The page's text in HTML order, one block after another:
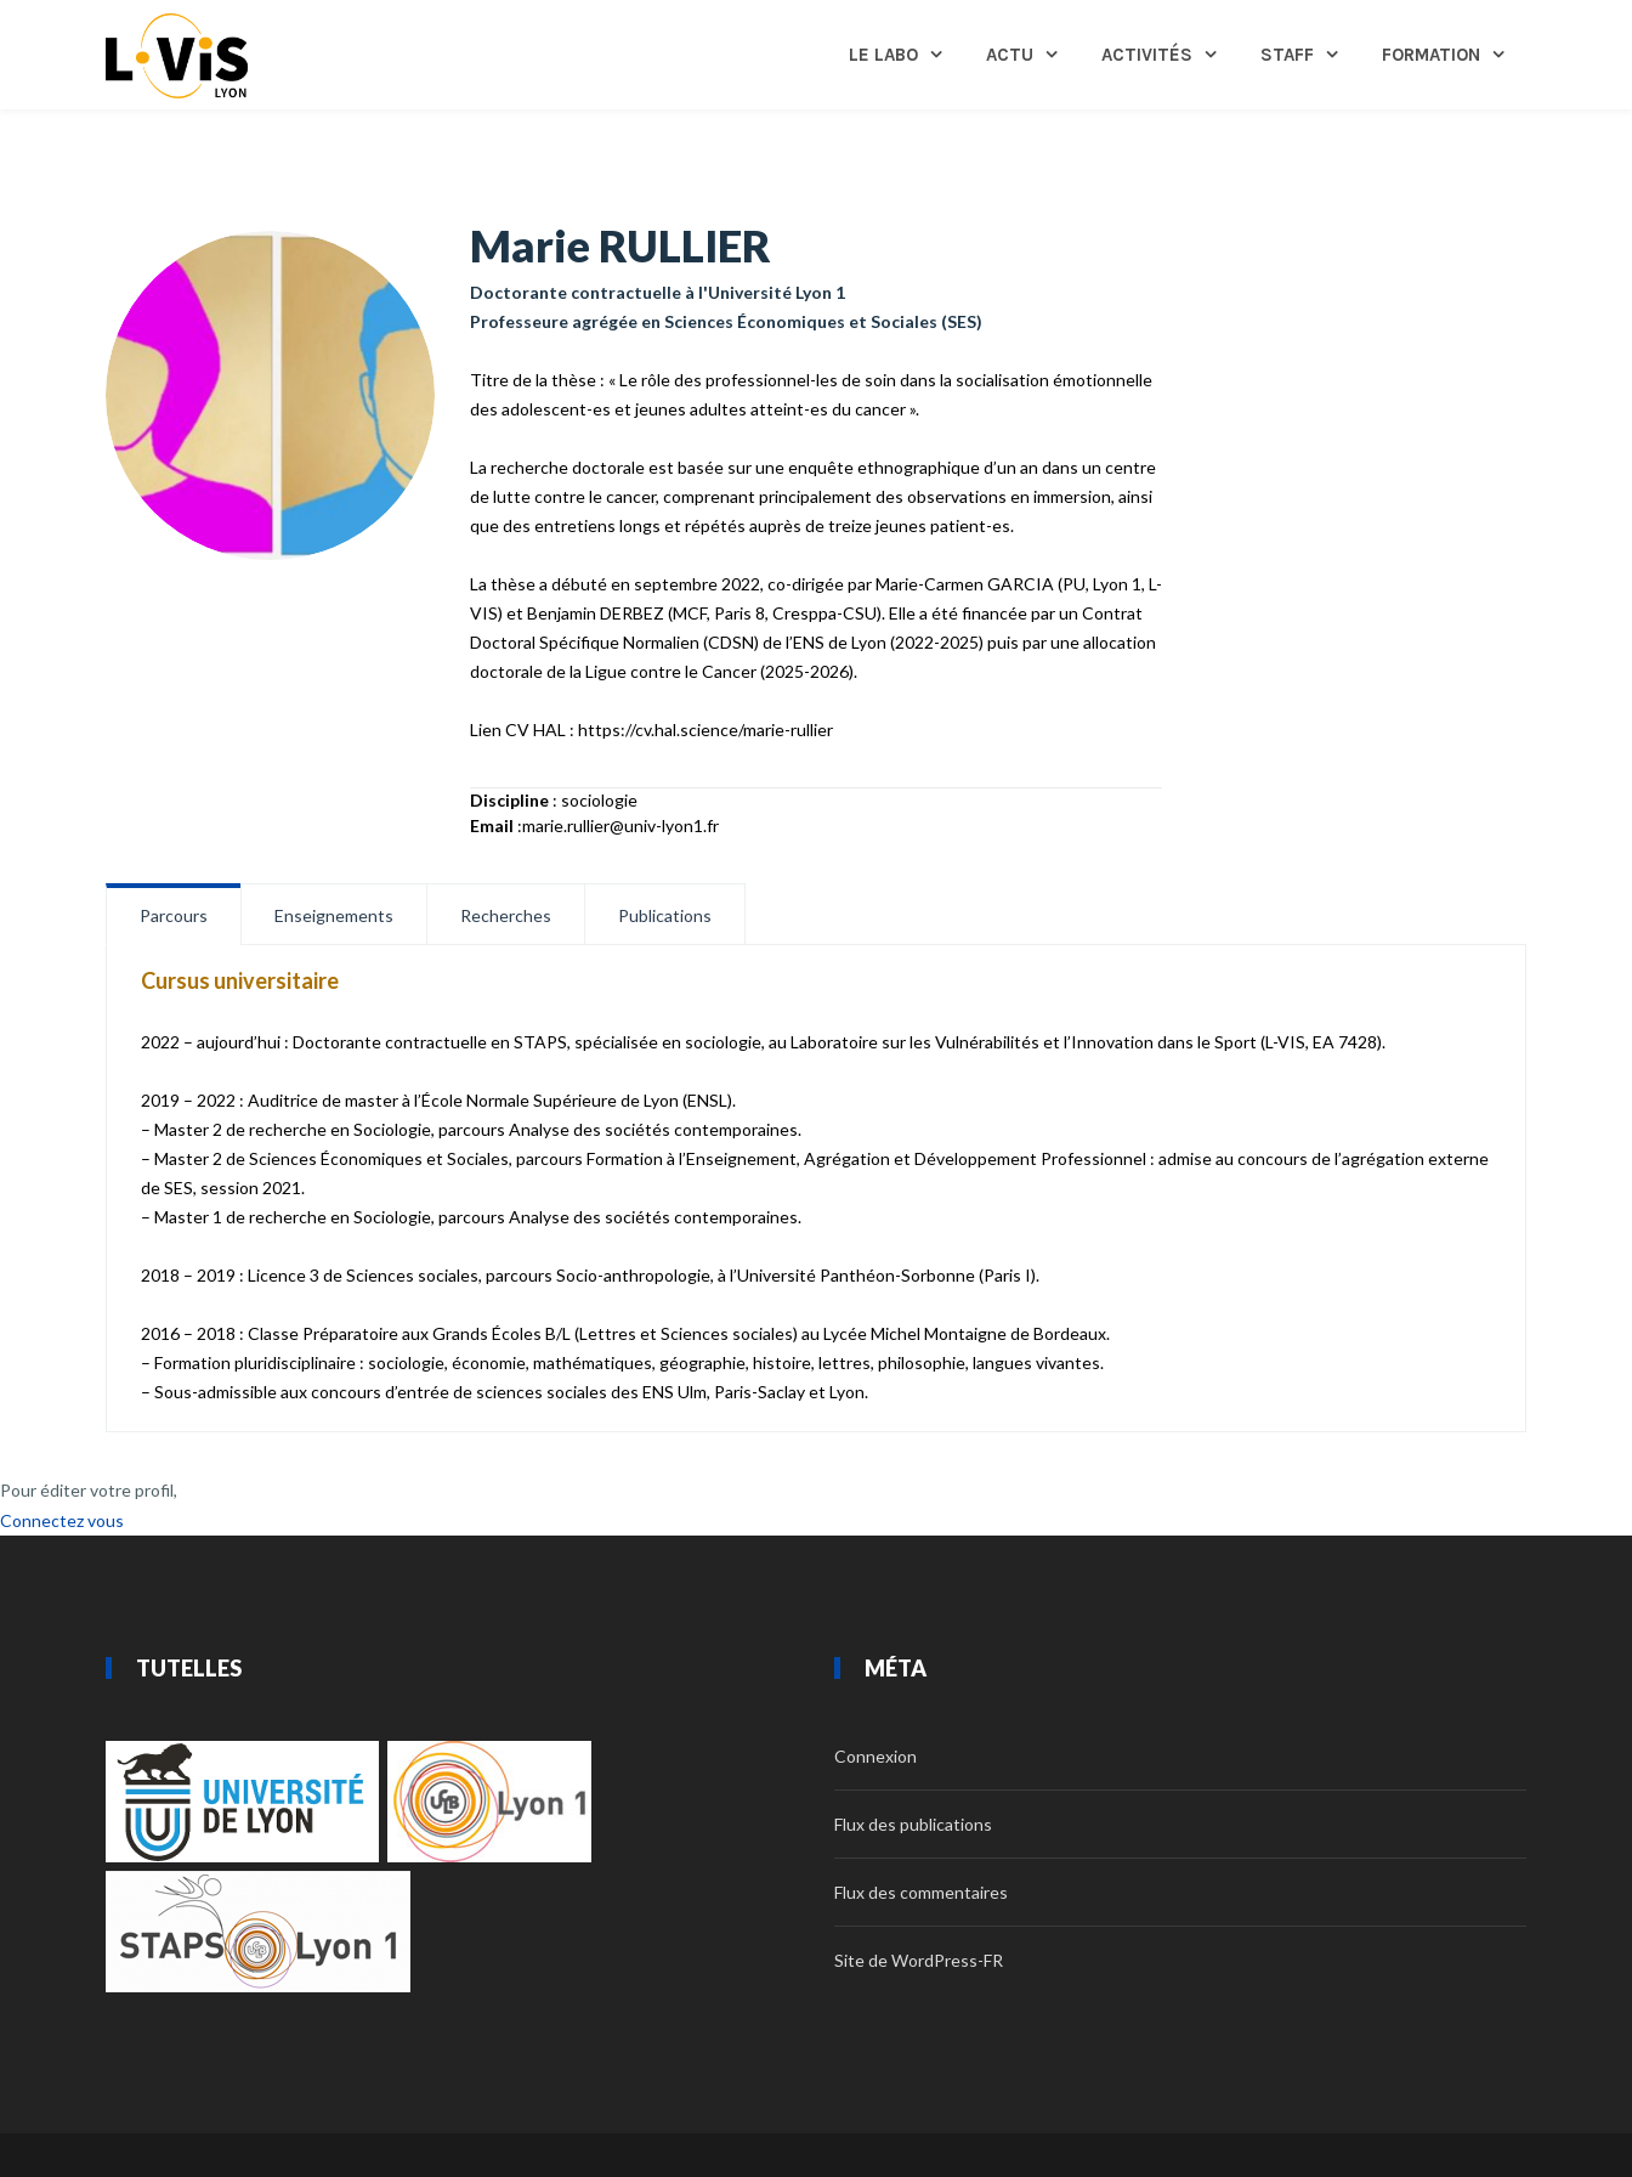
LE LABO ACTU ACTIVITÉS STAFF FORMATION
Marie RULLIER
Doctorante contractuelle à l'Université Lyon 1
Professeure agrégée en Sciences Économiques et Sociales (SES)
Titre de la thèse : « Le rôle des professionnel-les de soin dans la socialisation émotionnelle
des adolescent-es et jeunes adultes atteint-es du cancer ».
La recherche doctorale est basée sur une enquête ethnographique d’un an dans un centre
de lutte contre le cancer, comprenant principalement des observations en immersion, ainsi
que des entretiens longs et répétés auprès de treize jeunes patient-es.
La thèse a débuté en septembre 2022, co-dirigée par Marie-Carmen GARCIA (PU, Lyon 1, L-
VIS) et Benjamin DERBEZ (MCF, Paris 8, Cresppa-CSU). Elle a été financée par un Contrat
Doctoral Spécifique Normalien (CDSN) de l’ENS de Lyon (2022-2025) puis par une allocation
doctorale de la Ligue contre le Cancer (2025-2026).
Lien CV HAL : https://cv.hal.science/marie-rullier
Discipline: sociologie
Email :marie.rullier@univ-lyon1.fr
Parcours Enseignements Recherches Publications
Cursus universitaire
2022 – aujourd’hui : Doctorante contractuelle en STAPS, spécialisée en sociologie, au Laboratoire sur les Vulnérabilités et l’Innovation dans le Sport (L-VIS, EA 7428).
2019 – 2022 : Auditrice de master à l’École Normale Supérieure de Lyon (ENSL).
– Master 2 de recherche en Sociologie, parcours Analyse des sociétés contemporaines.
– Master 2 de Sciences Économiques et Sociales, parcours Formation à l’Enseignement, Agrégation et Développement Professionnel : admise au concours de l’agrégation externe
de SES, session 2021.
– Master 1 de recherche en Sociologie, parcours Analyse des sociétés contemporaines.
2018 – 2019 : Licence 3 de Sciences sociales, parcours Socio-anthropologie, à l’Université Panthéon-Sorbonne (Paris I).
2016 – 2018 : Classe Préparatoire aux Grands Écoles B/L (Lettres et Sciences sociales) au Lycée Michel Montaigne de Bordeaux.
– Formation pluridisciplinaire : sociologie, économie, mathématiques, géographie, histoire, lettres, philosophie, langues vivantes.
– Sous-admissible aux concours d’entrée de sciences sociales des ENS Ulm, Paris-Saclay et Lyon.
Pour éditer votre profil,
Connectez vous
TUTELLES MÉTA
Connexion
Flux des publications
Flux des commentaires
Site de WordPress-FR